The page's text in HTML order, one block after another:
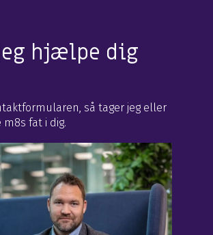
hjælpe dig
så tager jeg eller
fat i dig.